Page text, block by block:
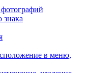
знака
в меню,